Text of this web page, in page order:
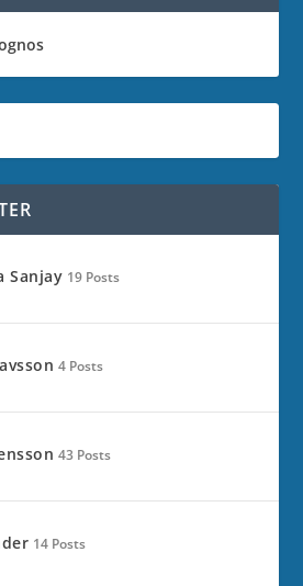
Sanjay 19 Posts
4 Posts
43 Posts
14 Posts